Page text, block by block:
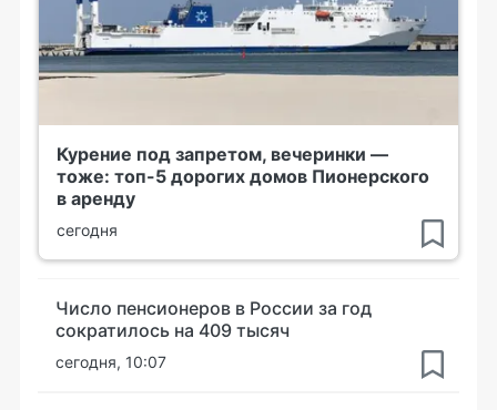
Курение под запретом, вечеринки —
тоже: топ-5 дорогих домов Пионерского
в аренду
сегодня
Число пенсионеров в России за год
сократилось на 409 тысяч
сегодня, 10:07